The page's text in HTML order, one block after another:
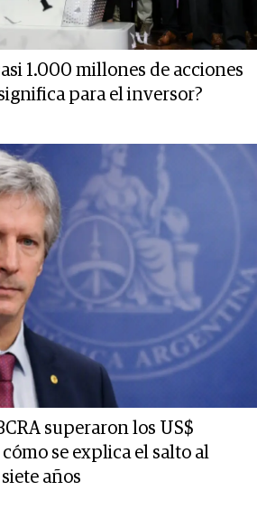
1.000 millones de acciones
para el inversor?
superaron los US$
se explica el salto al
años